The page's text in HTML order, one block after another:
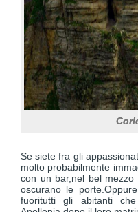
Se siete fra gli
molto probabilmente
con un bar,nel bel
oscurano le
fuoritutti gli abitanti